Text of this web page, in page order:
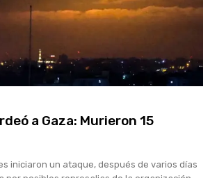
a Gaza: Murieron 15
iniciaron un ataque, después de varios días